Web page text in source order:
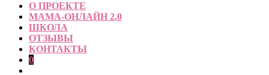
О ПРОЕКТЕ
МАМА-ОНЛАЙН 2.0
ШКОЛА
ОТЗЫВЫ
КОНТАКТЫ
0